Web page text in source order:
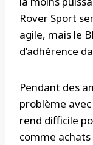
Rover Sport
agile, mais le
d’adhérence
Pendant des
problème
rend difficile
comme achats